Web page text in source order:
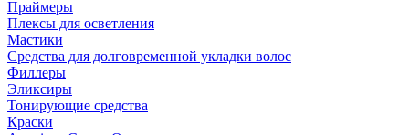
Праймеры
Плексы для осветления
Мастики
Средства для долговременной укладки волос
Филлеры
Эликсиры
Тонирующие средства
Краски